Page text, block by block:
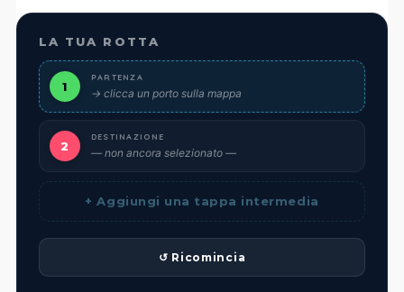
LA TUA ROTTA
1
PARTENZA
→ clicca un porto sulla mappa
2
DESTINAZIONE
— non ancora selezionato —
+ Aggiungi una tappa intermedia
↺ Ricomincia